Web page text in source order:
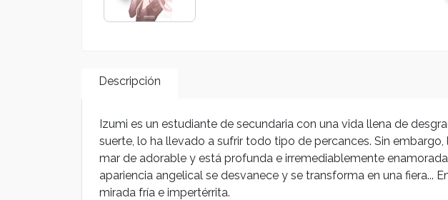
Descripción
Izumi es un estudiante de secundaria con una vida llena de
suerte, lo ha llevado a sufrir todo tipo de percances. Sin
mar de adorable y está profunda e irremediablemente
apariencia angelical se desvanece y se transforma en una fiera...
mirada fría e impertérrita.